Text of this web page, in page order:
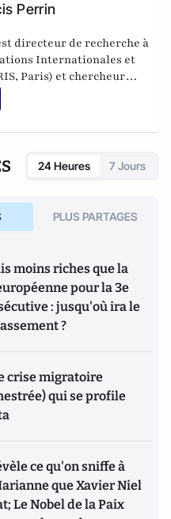
Perrin
directeur de recherche à
Internationales et
Paris) et chercheur
Center for the New South
24 Heures 7 Jours
PLUS PARTAGES
moins riches que la
pour la 3e
: jusqu'où ira le
?
crise migratoire
qui se profile
ce qu'on sniffe à
que Xavier Niel
Le Nobel de la Paix